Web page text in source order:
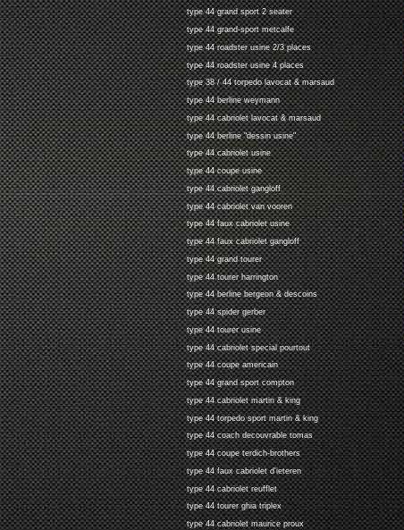
type 44 grand sport 2 seater
type 44 grand-sport metcalfe
type 44 roadster usine 2/3 places
type 44 roadster usine 4 places
type 38 / 44 torpedo lavocat & marsaud
type 44 berline weymann
type 44 cabriolet lavocat & marsaud
type 44 berline "dessin usine"
type 44 cabriolet usine
type 44 coupe usine
type 44 cabriolet gangloff
type 44 cabriolet van vooren
type 44 faux cabriolet usine
type 44 faux cabriolet gangloff
type 44 grand tourer
type 44 tourer harrington
type 44 berline bergeon & descoins
type 44 spider gerber
type 44 tourer usine
type 44 cabriolet special pourtout
type 44 coupe americain
type 44 grand sport compton
type 44 cabriolet martin & king
type 44 torpedo sport martin & king
type 44 coach decouvrable tomas
type 44 coupe terdich-brothers
type 44 faux cabriolet d'ieteren
type 44 cabriolet reufflet
type 44 tourer ghia triplex
type 44 cabriolet maurice proux